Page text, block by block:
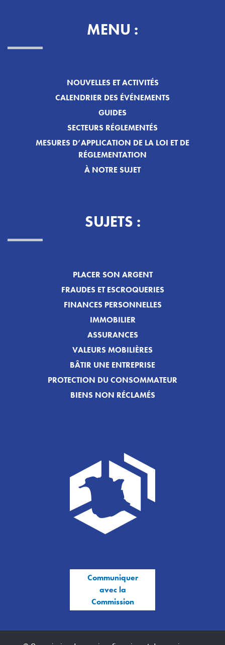
MENU :
NOUVELLES ET ACTIVITÉS
CALENDRIER DES ÉVÉNEMENTS
GUIDES
SECTEURS RÉGLEMENTÉS
MESURES D’APPLICATION DE LA LOI ET DE
RÉGLEMENTATION
À NOTRE SUJET
SUJETS :
PLACER SON ARGENT
FRAUDES ET ESCROQUERIES
FINANCES PERSONNELLES
IMMOBILIER
ASSURANCES
VALEURS MOBILIÈRES
BÂTIR UNE ENTREPRISE
PROTECTION DU CONSOMMATEUR
BIENS NON RÉCLAMÉS
Communiquer
avec la
Commission